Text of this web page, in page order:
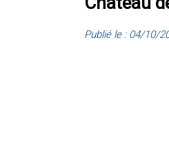
Publié le : 04/10/